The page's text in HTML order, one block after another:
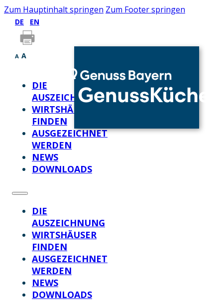
Zum Hauptinhalt springen Zum Footer springen
DE EN
A A
DIE
AUSZEICHNUNG
WIRTSHÄUSER
FINDEN
AUSGEZEICHNET
WERDEN
NEWS
DOWNLOADS
DIE
AUSZEICHNUNG
WIRTSHÄUSER
FINDEN
AUSGEZEICHNET
WERDEN
NEWS
DOWNLOADS